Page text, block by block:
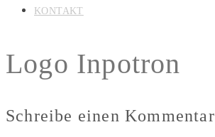
KONTAKT
Logo Inpotron
Schreibe einen Kommentar